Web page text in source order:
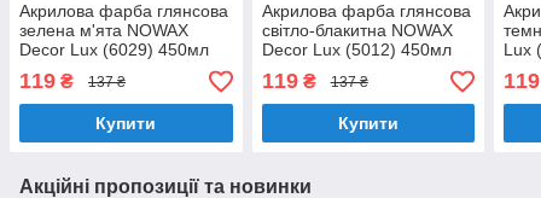
Акрилова фарба глянсова
зелена м'ята NOWAX
Decor Lux (6029) 450мл
119 ₴ 137 ₴
Купити
Акрилова фарба глянсова
світло-блакитна NOWAX
Decor Lux (5012) 450мл
119₴ 137 ₴
Купити
Lux
119
Акційні пропозиції та новинки